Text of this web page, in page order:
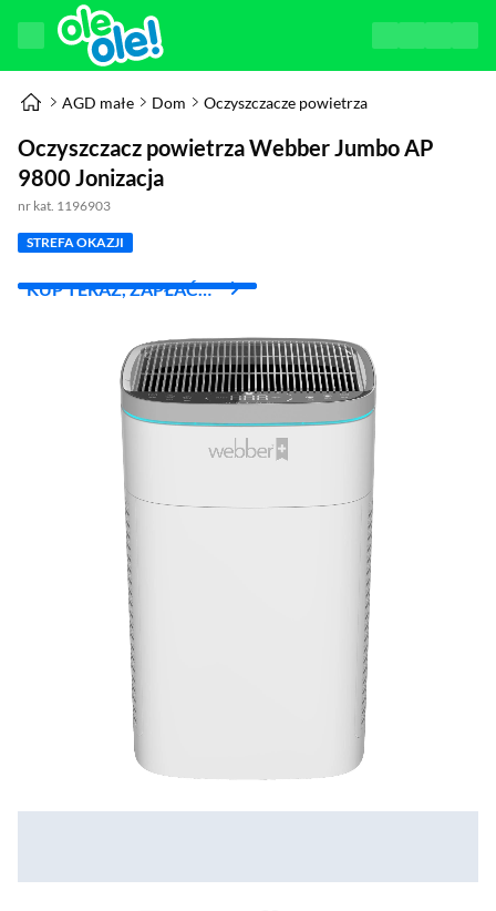
AGD małe Dom Oczyszczacze powietrza
Oczyszczacz powietrza Webber Jumbo AP
9800 Jonizacja
nr kat. 1196903
STREFA OKAZJI
KUP TERAZ, ZAPŁAĆ